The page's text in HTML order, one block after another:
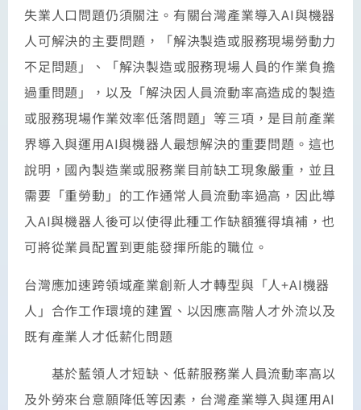
失業人口問題仍須關注。有關台灣產業導入AI與機器
人可解決的主要問題，「解決製造或服務現場勞動力
不足問題」、「解決製造或服務現場人員的作業負擔
過重問題」，以及「解決因人員流動率高造成的製造
或服務現場作業效率低落問題」等三項，是目前產業
界導入與運用AI與機器人最想解決的重要問題。這也
說明，國內製造業或服務業目前缺工現象嚴重，並且
需要「重勞動」的工作通常人員流動率過高，因此導
入AI與機器人後可以使得此種工作缺額獲得填補，也
可將從業員配置到更能發揮所能的職位。
台灣應加速跨領域產業創新人才轉型與「人+AI機器
人」合作工作環境的建置、以因應高階人才外流以及
既有產業人才低薪化問題
基於藍領人才短缺、低薪服務業人員流動率高以
及外勞來台意願降低等因素，台灣產業導入與運用AI